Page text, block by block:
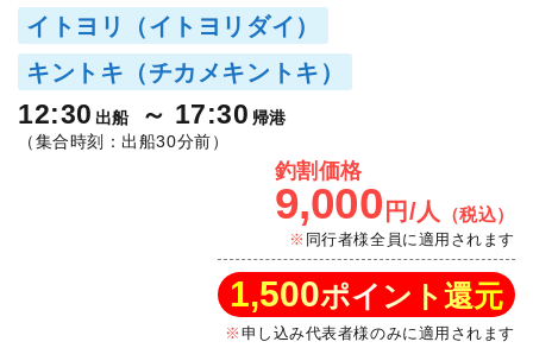
イトヨリ（イトヨリダイ）
キントキ（チカメキントキ）
12:30 出船 17:30 帰港
（集合時刻：出船30分前）
釣割価格
9,000 円/人 （税込）
同行者様全員に適用されます
1,500ポイント還元
申し込み代表者様のみに適用されます